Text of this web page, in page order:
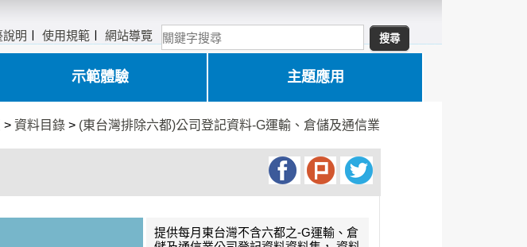
說明 〡使用規範 〡網站導覽
示範體驗 主題應用
>資料目錄 > (東台灣排除六都)公司登記資料-G運輸、倉儲及通信業
提供每月東台灣不含六都之-G運輸、倉